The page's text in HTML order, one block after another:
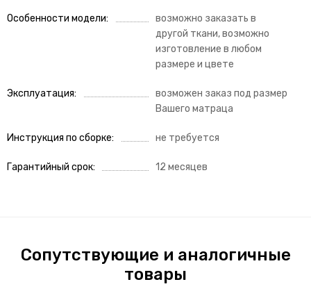
Особенности модели
возможно заказать в
другой ткани, возможно
изготовление в любом
размере и цвете
Эксплуатация
возможен заказ под размер
Вашего матраца
Инструкция по сборке не требуется
Гарантийный срок 12 месяцев
Сопутствующие и аналогичные
товары